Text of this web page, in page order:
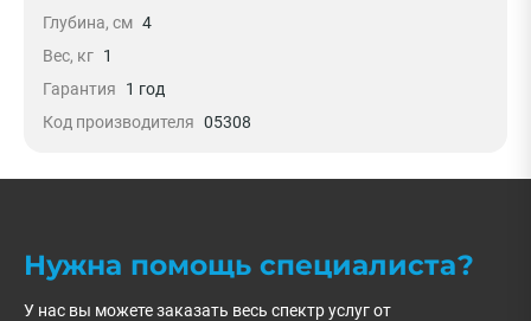
Глубина, см 4
Вес, кг 1
Гарантия
1 год
Код производителя 05308
Нужна помощь специалиста?
У нас вы можете заказать весь спектр услуг от